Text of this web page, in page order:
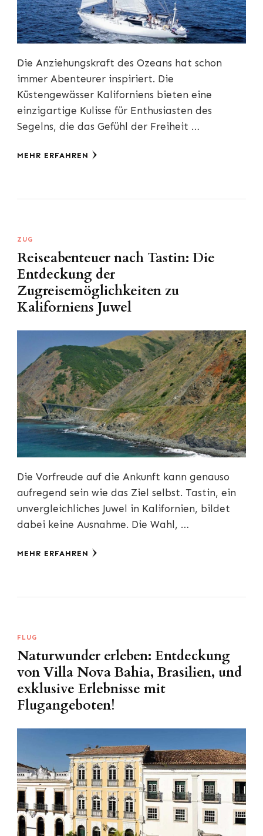
Die Anziehungskraft des Ozeans hat schon
immer Abenteurer inspiriert. Die
Küstengewässer Kaliforniens bieten eine
einzigartige Kulisse für Enthusiasten des
Segelns, die das Gefühl der Freiheit …
MEHR ERFAHREN
ZUG
Reiseabenteuer nach Tastin: Die
Entdeckung der
Zugreisemöglichkeiten zu
Kaliforniens Juwel
Die Vorfreude auf die Ankunft kann genauso
aufregend sein wie das Ziel selbst. Tastin, ein
unvergleichliches Juwel in Kalifornien, bildet
dabei keine Ausnahme. Die Wahl, …
MEHR ERFAHREN
FLUG
Naturwunder erleben: Entdeckung
von Villa Nova Bahia, Brasilien, und
exklusive Erlebnisse mit
Flugangeboten!